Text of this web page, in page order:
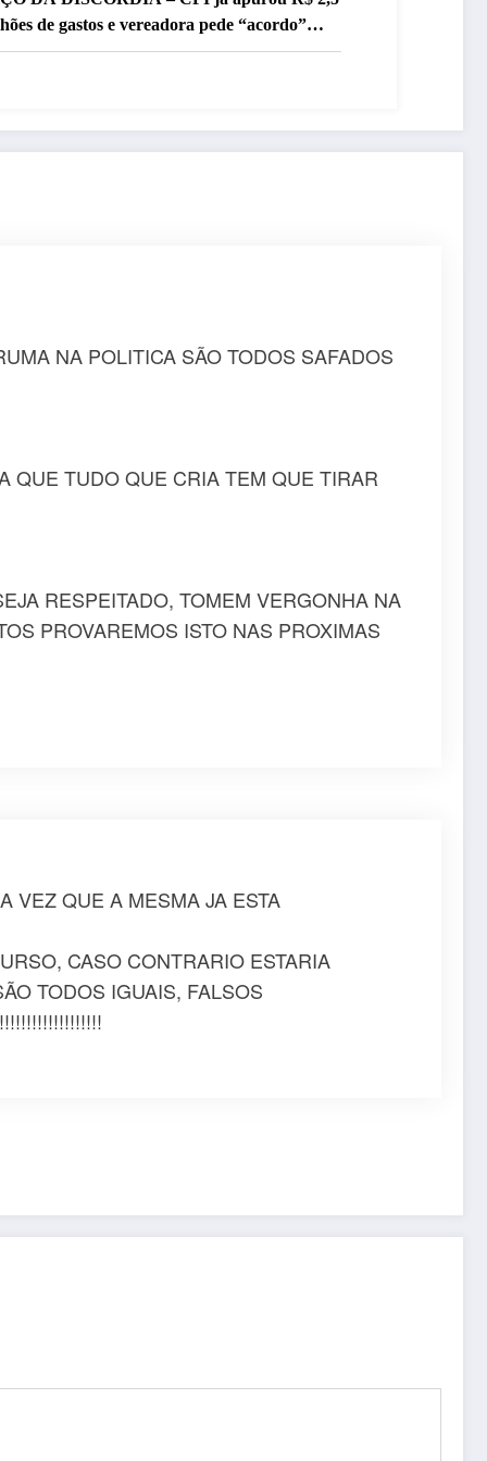
de gastos e vereadora pede “acordo”
aprovar R$ 9,5 milhões
NA POLITICA SÃO TODOS SAFADOS
QUE TUDO QUE CRIA TEM QUE TIRAR
RESPEITADO, TOMEM VERGONHA NA
PROVAREMOS ISTO NAS PROXIMAS
VEZ QUE A MESMA JA ESTA
CASO CONTRARIO ESTARIA
TODOS IGUAIS, FALSOS